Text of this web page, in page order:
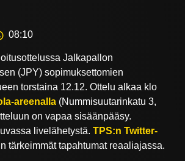
08:10
Jalkapallon
(JPY) sopimuksettomien
torstaina 12.12. Ottelu alkaa klo
areenalla (Nummisuutarinkatu 3,
on vapaa sisäänpääsy.
livelähetystä.TPS:n Twitter-
tärkeimmät tapahtumat reaaliajassa.